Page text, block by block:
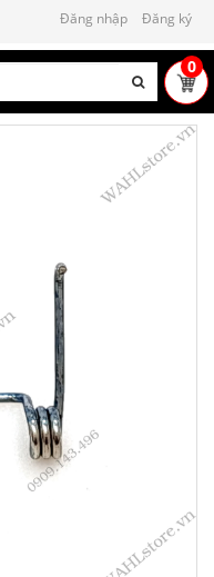
Đăng nhập Đăng ký
0